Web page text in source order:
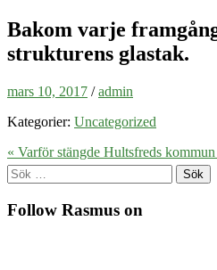
Bakom varje
strukturens glastak.
mars 10, 2017 /admin
Kategorier: Uncategorized
« Varför stängde Hultsfreds
Sök
efter:
Follow Rasmus on